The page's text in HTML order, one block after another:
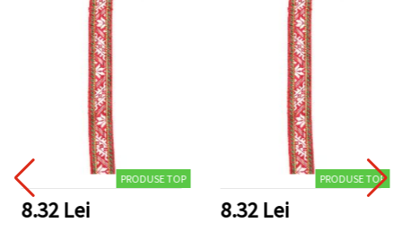
PRODUSE TOP
8.32 Lei
PRODUSE TOP
8.32 Lei